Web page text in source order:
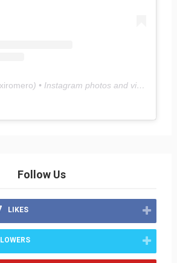
) • Instagram photos and videos
Follow Us
LIKES